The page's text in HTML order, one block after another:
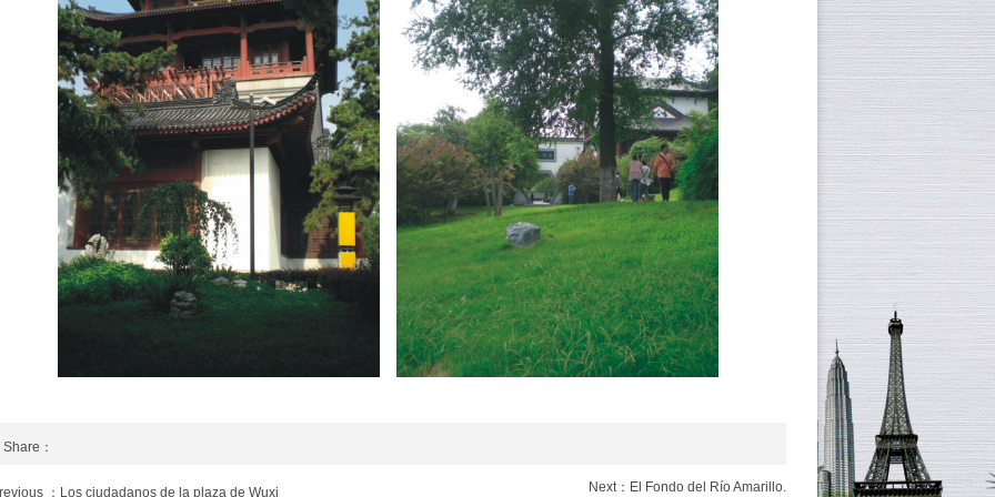
Share：
：Los ciudadanos de la plaza de Wuxi Next：El Fondo del Río Amarillo.